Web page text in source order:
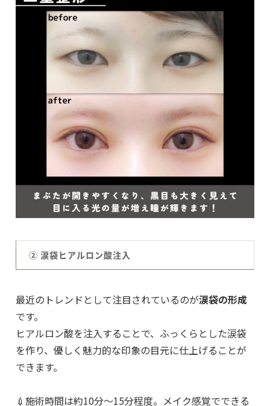
② 涙袋ヒアルロン酸注入
最近のトレンドとして注目されているのが涙袋の形成
です。
ヒアルロン酸を注入することで、ふっくらとした涙袋
を作り、優しく魅力的な印象の目元に仕上げることが
できます。
💉施術時間は約10分〜15分程度。メイク感覚でできる